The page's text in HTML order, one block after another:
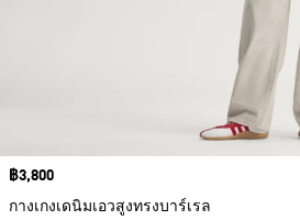
Price
฿3,800
กางเกงเดนิมเอวสูงทรงบาร์เรล